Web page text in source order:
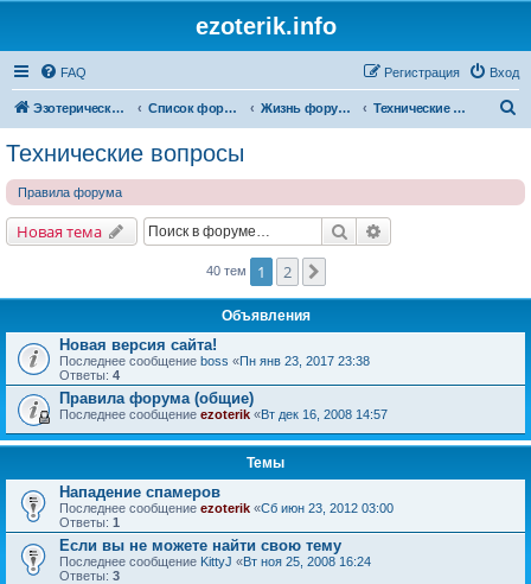
ezoterik.info
FAQ Вход
Регистрация
Эзотерический сайт Список форумов Жизнь форума и сайта Технические вопросы
Технические вопросы
Правила форума
Новая тема Поиск
40 тем 1 2
Объявления
Новая версия сайта!
Последнее сообщение boss «Пн янв 23, 2017 23:38
Ответы: 4
Правила форума (общие)
Последнее сообщение ezoterik «Вт дек 16, 2008 14:57
Темы
Нападение спамеров
Последнее сообщение ezoterik «Сб июн 23, 2012 03:00
Ответы: 1
Если вы не можете найти свою тему
Последнее сообщение KittyJ «Вт ноя 25, 2008 16:24
Ответы: 3